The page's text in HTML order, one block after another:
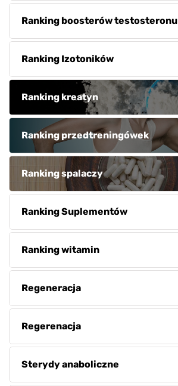
Ranking boosterów testosteronu
Ranking Izotoników
Ranking kreatyn
Ranking przedtreningówek
Ranking spalaczy
Ranking Suplementów
Ranking witamin
Regeneracja
Regerenacja
Sterydy anaboliczne